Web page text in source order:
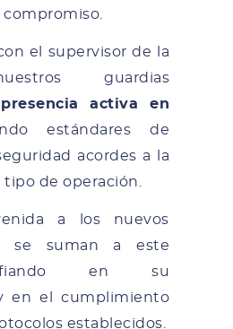
compromiso.
el supervisor de la
guardias
presencia activa en
estándares de
acordes a la
de operación.
a los nuevos
se suman a este
en su
en el cumplimiento
establecidos.